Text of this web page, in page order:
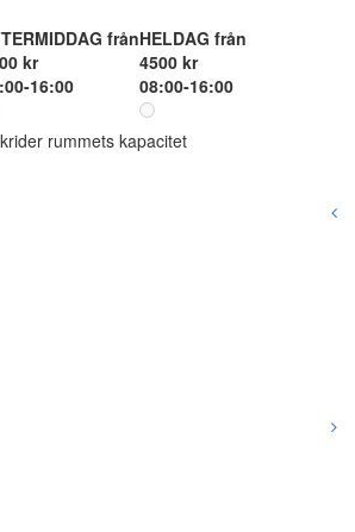
från
kr
16:00
HELDAG från
4500 kr
08:00-16:00
rummets kapacitet